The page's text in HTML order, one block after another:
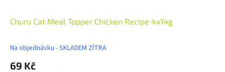
Churu Cat Meal Topper Chicken Recipe 4x14g
Na objednávku - SKLADEM ZÍTRA
69 Kč